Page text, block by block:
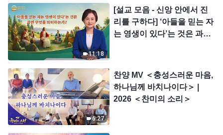
11:18
[설교 모음 - 신앙 안에서 진
리를 구하다] ‘아들을 믿는 자
는 영생이 있다’는 것은 과연
6:27
찬양 MV ＜충성스러운 마음,
하나님께 바치나이다＞ |
2026 ＜찬미의 소리＞